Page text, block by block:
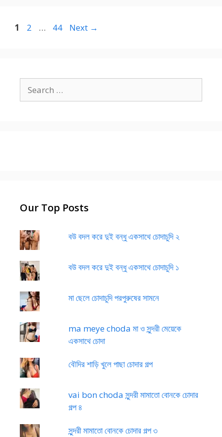
Page
1 Page
2 … Page
44 Next →
for:
Our Top Posts
বউ বদল করে দুই বন্ধু একসাথে চোদাচুদি ২
বউ বদল করে দুই বন্ধু একসাথে চোদাচুদি ১
মা ছেলে চোদাচুদি পরপুরুষের সামনে
ma meye choda মা ও সুন্দরী মেয়েকে
একসাথে চোদা
বৌদির শাড়ি খুলে পাছা চোদার গল্প
vai bon choda সুন্দরী মামাতো বোনকে চোদার
গল্প ৪
সুন্দরী মামাতো বোনকে চোদার গল্প ৩